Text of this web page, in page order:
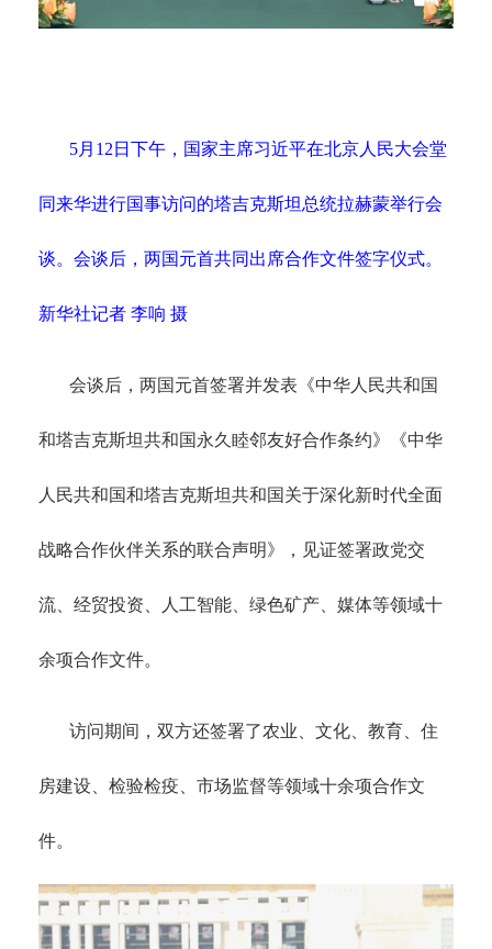
5月12日下午，国家主席习近平在北京人民大会堂
同来华进行国事访问的塔吉克斯坦总统拉赫蒙举行会
谈。会谈后，两国元首共同出席合作文件签字仪式。
新华社记者 李响 摄
会谈后，两国元首签署并发表《中华人民共和国
和塔吉克斯坦共和国永久睦邻友好合作条约》《中华
人民共和国和塔吉克斯坦共和国关于深化新时代全面
战略合作伙伴关系的联合声明》，见证签署政党交
流、经贸投资、人工智能、绿色矿产、媒体等领域十
余项合作文件。
访问期间，双方还签署了农业、文化、教育、住
房建设、检验检疫、市场监督等领域十余项合作文
件。